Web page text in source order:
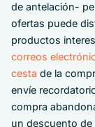
de antelación-
ofertas puede
productos
correos
cesta de la
envíe
compra
un descuento de